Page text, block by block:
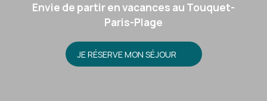
Envie de partir en vacances au Touquet-
Paris-Plage
JE RÉSERVE MON SÉJOUR